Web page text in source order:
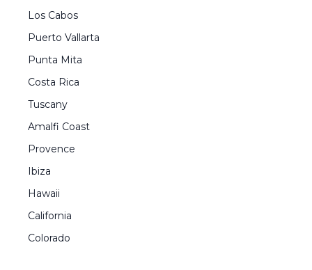
Los Cabos
Puerto Vallarta
Punta Mita
Costa Rica
Tuscany
Amalfi Coast
Provence
Ibiza
Hawaii
California
Colorado